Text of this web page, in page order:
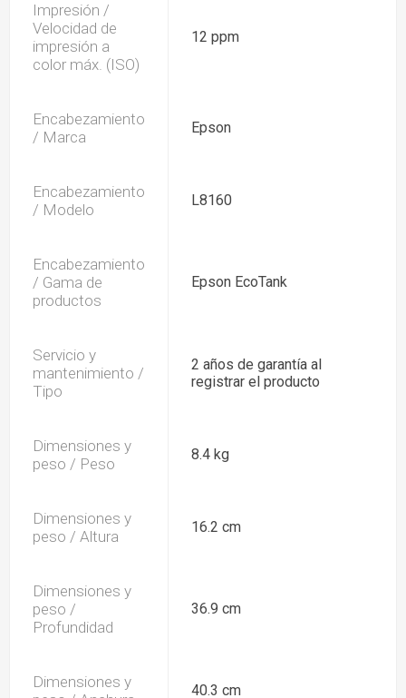
Impresión /
Velocidad de
impresión a
color máx. (ISO)
12 ppm
Encabezamiento
/ Marca
Epson
Encabezamiento
/ Modelo
L8160
Encabezamiento
/ Gama de
productos
Epson EcoTank
Servicio y
mantenimiento /
Tipo
2 años de garantía al
registrar el producto
Dimensiones y
peso / Peso
8.4 kg
Dimensiones y
peso / Altura
16.2 cm
Dimensiones y
peso /
Profundidad
36.9 cm
Dimensiones y
40.3 cm